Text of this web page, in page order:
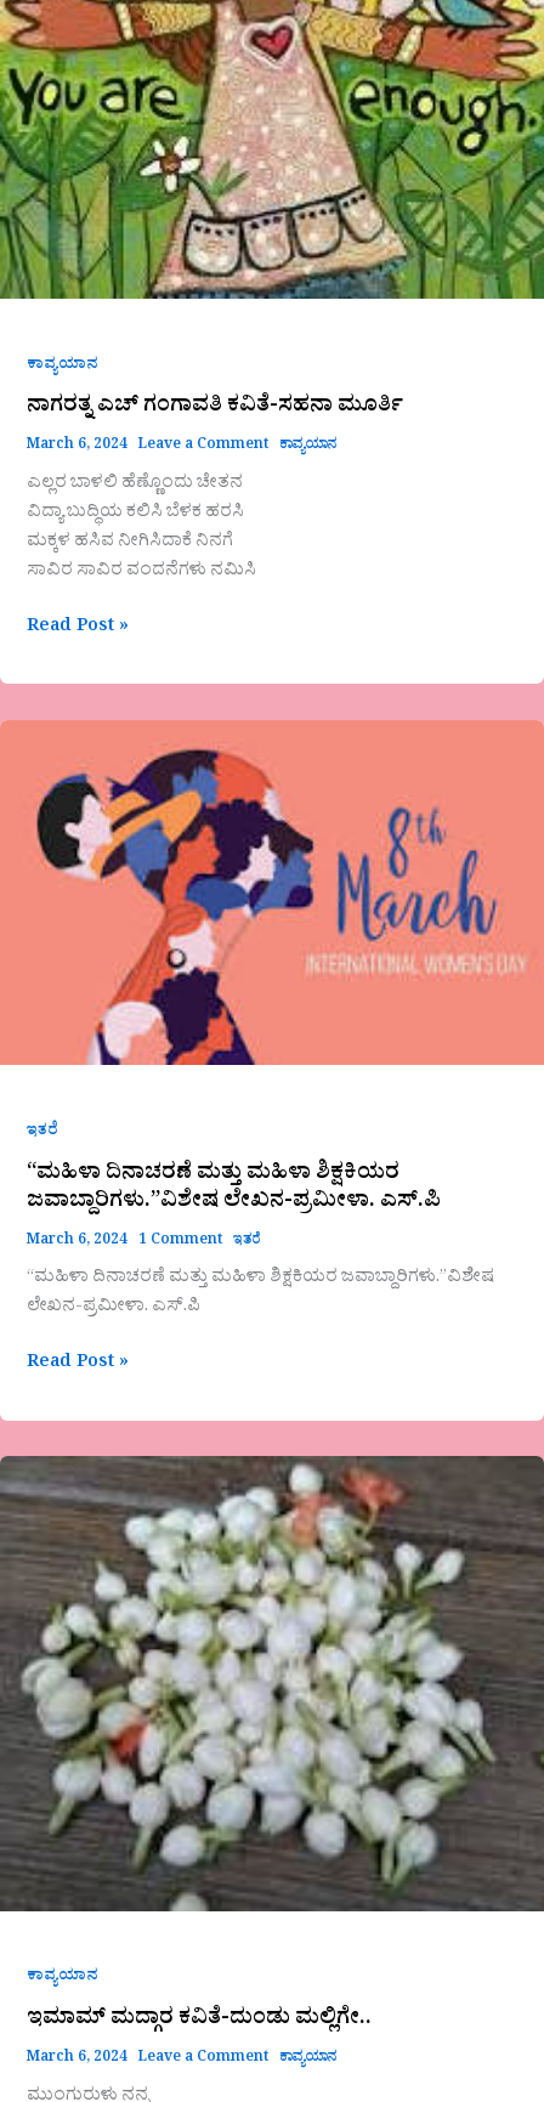
ಕಾವ್ಯಯಾನ
ನಾಗರತ್ನ ಎಚ್ ಗಂಗಾವತಿ ಕವಿತೆ-ಸಹನಾ ಮೂರ್ತಿ
March 6, 2024 Leave a Comment ಕಾವ್ಯಯಾನ
ಎಲ್ಲರ ಬಾಳಲಿ ಹೆಣ್ಣೊಂದು ಚೇತನ
ವಿದ್ಯಾ ಬುದ್ಧಿಯ ಕಲಿಸಿ ಬೆಳಕ ಹರಸಿ
ಮಕ್ಕಳ ಹಸಿವ ನೀಗಿಸಿದಾಕೆ ನಿನಗೆ
ಸಾವಿರ ಸಾವಿರ ವಂದನೆಗಳು ನಮಿಸಿ
ಎಚ್
ಗಂಗಾವತಿ
ಕವಿತೆ-
ಸಹನಾ
ಮೂರ್ತಿ
Read Post »
ಇತರೆ
“ಮಹಿಳಾ ದಿನಾಚರಣೆ ಮತ್ತು ಮಹಿಳಾ ಶಿಕ್ಷಕಿಯರ
ಜವಾಬ್ದಾರಿಗಳು.”ವಿಶೇಷ ಲೇಖನ-ಪ್ರಮೀಳಾ. ಎಸ್.ಪಿ
March 6, 2024 1 Comment ಇತರೆ
“ಮಹಿಳಾ ದಿನಾಚರಣೆ ಮತ್ತು ಮಹಿಳಾ ಶಿಕ್ಷಕಿಯರ ಜವಾಬ್ದಾರಿಗಳು.”ವಿಶೇಷ
ಲೇಖನ-ಪ್ರಮೀಳಾ. ಎಸ್.ಪಿ
ಮತ್ತು
ಮಹಿಳಾ
ಶಿಕ್ಷಕಿಯರ
ಜವಾಬ್ದಾರಿಗಳು.”ವಿಶೇಷ
Read Post »
ಕಾವ್ಯಯಾನ
ಇಮಾಮ್ ಮದ್ಗಾರ ಕವಿತೆ-ದುಂಡು ಮಲ್ಲಿಗೇ..
March 6, 2024 Leave a Comment ಕಾವ್ಯಯಾನ
ಇಮಾಮ್
ಮದ್ಗಾರ
ಕವಿತೆ-
ದುಂಡು
ಮಲ್ಲಿಗೇ..